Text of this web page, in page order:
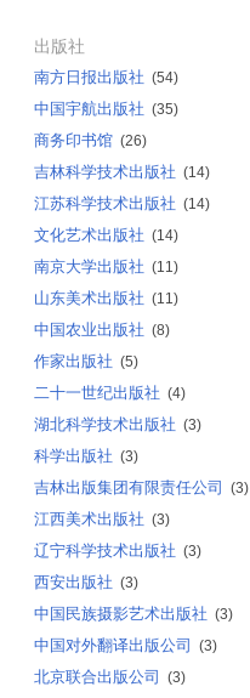
出版社
南方日报出版社 (54)
中国宇航出版社 (35)
商务印书馆 (26)
吉林科学技术出版社 (14)
江苏科学技术出版社 (14)
文化艺术出版社 (14)
南京大学出版社 (11)
山东美术出版社 (11)
中国农业出版社 (8)
作家出版社 (5)
二十一世纪出版社 (4)
湖北科学技术出版社 (3)
科学出版社 (3)
吉林出版集团有限责任公司 (3)
江西美术出版社 (3)
辽宁科学技术出版社 (3)
西安出版社 (3)
中国民族摄影艺术出版社 (3)
中国对外翻译出版公司 (3)
北京联合出版公司 (3)